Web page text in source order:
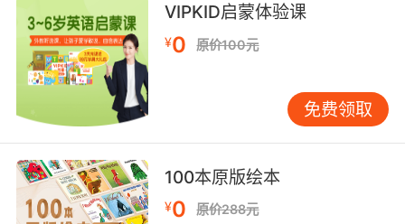
更加得心应手。
三、文化探索：拓宽国际视野
语言是文化的载体。VIPKID英语夏令营不仅仅教
授语言知识，更注重引导学生探索英语国家的文
化与历史。课程设置了英美文学赏析、节日习俗
介绍、世界地理探索等特色内容，让学生在学习
语言的同时，深入了解目标语言国家的文化背
景，增强跨文化交流的能力。
VIPKID启蒙体验课
¥0 原价100元
免费领取
100本原版绘本
¥0 原价288元